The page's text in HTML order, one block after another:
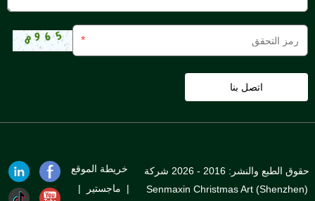
*
حقوق الطبع والنشر: 2016 - 2026 شركة
Senmaxin Christmas Art (Shenzhen)
خريطة الموقع
| ماجستير |